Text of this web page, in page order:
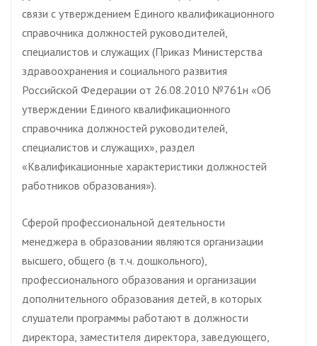
связи с утверждением Единого квалификационного
справочника должностей руководителей,
специалистов и служащих (Приказ Министерства
здравоохранения и социального развития
Российской Федерации от 26.08.2010 №761н «Об
утверждении Единого квалификационного
справочника должностей руководителей,
специалистов и служащих», раздел
«Квалификационные характеристики должностей
работников образования»).
Сферой профессиональной деятельности
менеджера в образовании являются организации
высшего, общего (в т.ч. дошкольного),
профессионального образования и организации
дополнительного образования детей, в которых
слушатели программы работают в должности
директора, заместителя директора, заведующего,